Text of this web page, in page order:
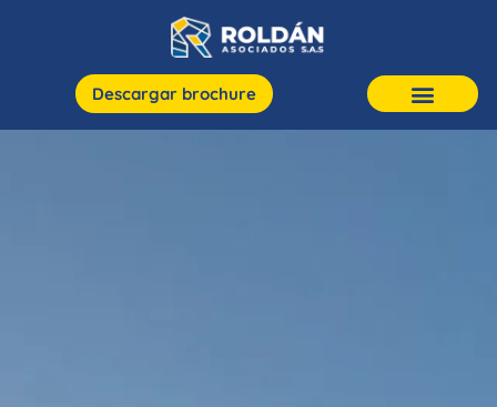
Descargar brochure